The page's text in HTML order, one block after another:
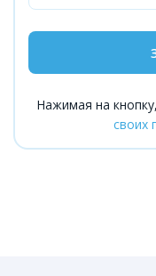
Нажимая на
своих